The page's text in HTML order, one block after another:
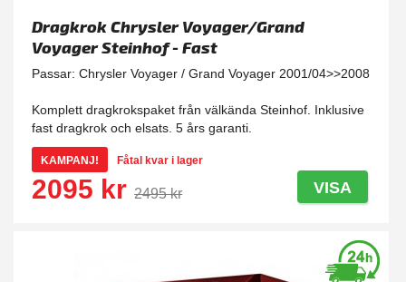
Dragkrok Chrysler Voyager/Grand
Voyager Steinhof - Fast
Passar: Chrysler Voyager / Grand Voyager 2001/04>>2008
Komplett dragkrokspaket från välkända Steinhof. Inklusive
fast dragkrok och elsats. 5 års garanti.
KAMPANJ! Fåtal kvar i lager
2095 kr 2495 kr VISA